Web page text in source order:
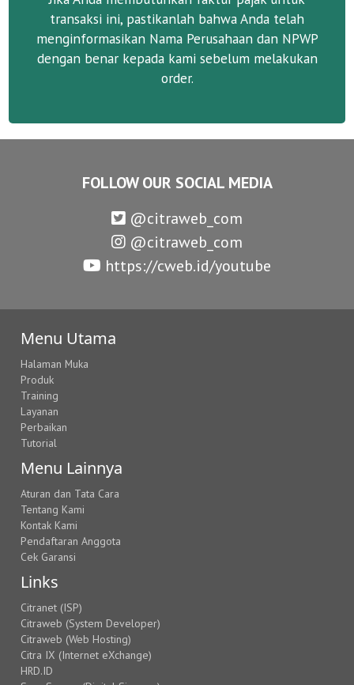
transaksi ini, pastikanlah bahwa Anda telah
menginformasikan Nama Perusahaan dan NPWP
dengan benar kepada kami sebelum melakukan
order.
FOLLOW OUR SOCIAL MEDIA
@citraweb_com
@citraweb_com
https://cweb.id/youtube
Menu Utama
Halaman Muka
Produk
Training
Layanan
Perbaikan
Tutorial
Menu Lainnya
Aturan dan Tata Cara
Tentang Kami
Kontak Kami
Pendaftaran Anggota
Cek Garansi
Links
Citranet (ISP)
Citraweb (System Developer)
Citraweb (Web Hosting)
Citra IX (Internet eXchange)
HRD.ID